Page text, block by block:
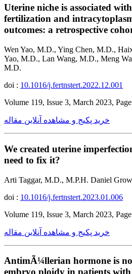
Uterine niche is associated
fertilization and
outcomes: a retrospective
Wen Yao, M.D., Ying Chen, M.D.,
Yao, M.D., Lan Wang, M.D., Meng
M.D.
doi : 10.1016/j.fertnstert.2022.12.001
Volume 119, Issue 3, March 2023,
خرید پکیج و مشاهده آنلاین مقاله
We created uterine
need to fix it?
Arti Taggar, M.D., M.P.H. Daniel
doi : 10.1016/j.fertnstert.2023.01.006
Volume 119, Issue 3, March 2023,
خرید پکیج و مشاهده آنلاین مقاله
AntimÃ¼llerian hormone is
embryo ploidy in patients